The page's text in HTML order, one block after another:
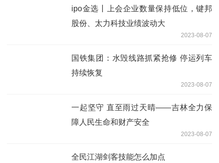
ipo金选丨上会企业数量保持低位，键邦
股份、太力科技业绩波动大
2023-08-07
国铁集团：水毁线路抓紧抢修 停运列车
持续恢复
2023-08-07
一起坚守 直至雨过天晴——吉林全力保
障人民生命和财产安全
2023-08-07
全民江湖剑客技能怎么加点